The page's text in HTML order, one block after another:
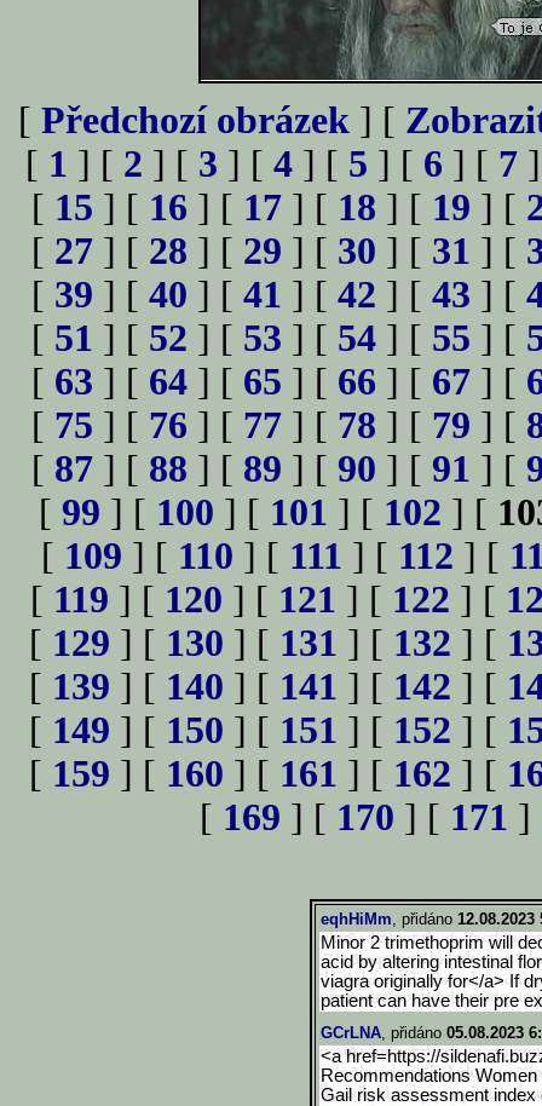
[ Předchozí obrázek ] [
[ 1 ] [ 2 ] [ 3 ] [ 4 ] [ 5 ] [ 6 ] [ 7
[ 15 ] [ 16 ] [ 17 ] [ 18 ] [ 19 ] [
[ 27 ] [ 28 ] [ 29 ] [ 30 ] [ 31 ] [
[ 39 ] [ 40 ] [ 41 ] [ 42 ] [ 43 ] [
[ 51 ] [ 52 ] [ 53 ] [ 54 ] [ 55 ] [
[ 63 ] [ 64 ] [ 65 ] [ 66 ] [ 67 ] [
[ 75 ] [ 76 ] [ 77 ] [ 78 ] [ 79 ] [
[ 87 ] [ 88 ] [ 89 ] [ 90 ] [ 91 ] [
[ 99 ] [ 100 ] [ 101 ] [ 102 ] [
[ 109 ] [ 110 ] [ 111 ] [ 112 ] [
[ 119 ] [ 120 ] [ 121 ] [ 122 ] [
[ 129 ] [ 130 ] [ 131 ] [ 132 ] [
[ 139 ] [ 140 ] [ 141 ] [ 142 ] [
[ 149 ] [ 150 ] [ 151 ] [ 152 ] [
[ 159 ] [ 160 ] [ 161 ] [ 162 ] [
[ 169 ] [ 170 ] [ 171 ]
eqhHiMm, přidáno 12.08.2023
Minor 2 trimethoprim will
acid by altering intestinal
viagra originally for</a> If
patient can have their pre
GCrLNA, přidáno 05.08.2023
<a href=https://
Recommendations
Gail risk assessment index